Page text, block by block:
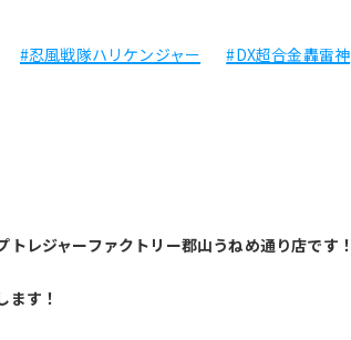
#忍風戦隊ハリケンジャー #DX超合金轟雷神
レジャーファクトリー郡山うねめ通り店です！
ます！